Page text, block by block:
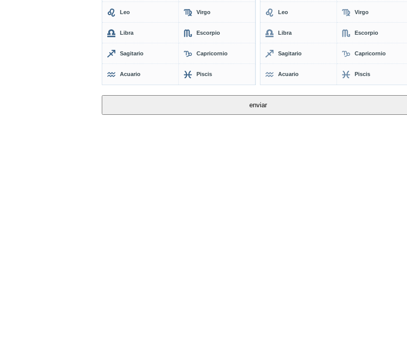
Leo Virgo
Libra Escorpio
Sagitario Capricornio
Acuario Piscis
Leo Virgo
Libra Escorpio
Sagitario Capricornio
Acuario Piscis